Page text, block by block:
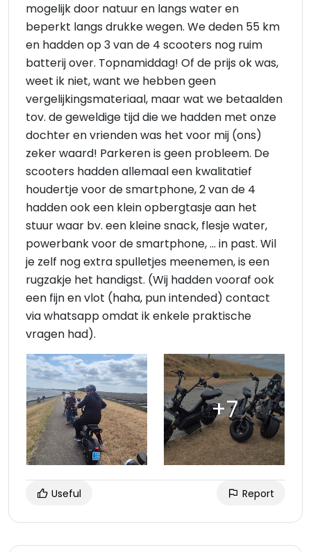
mogelijk door natuur en langs water en
beperkt langs drukke wegen. We deden 55 km
en hadden op 3 van de 4 scooters nog ruim
batterij over. Topnamiddag! Of de prijs ok was,
weet ik niet, want we hebben geen
vergelijkingsmateriaal, maar wat we betaalden
tov. de geweldige tijd die we hadden met onze
dochter en vrienden was het voor mij (ons)
zeker waard! Parkeren is geen probleem. De
scooters hadden allemaal een kwalitatief
houdertje voor de smartphone, 2 van de 4
hadden ook een klein opbergtasje aan het
stuur waar bv. een kleine snack, flesje water,
powerbank voor de smartphone, ... in past. Wil
je zelf nog extra spulletjes meenemen, is een
rugzakje het handigst. (Wij hadden vooraf ook
een fijn en vlot (haha, pun intended) contact
via whatsapp omdat ik enkele praktische
vragen had).
Useful Report